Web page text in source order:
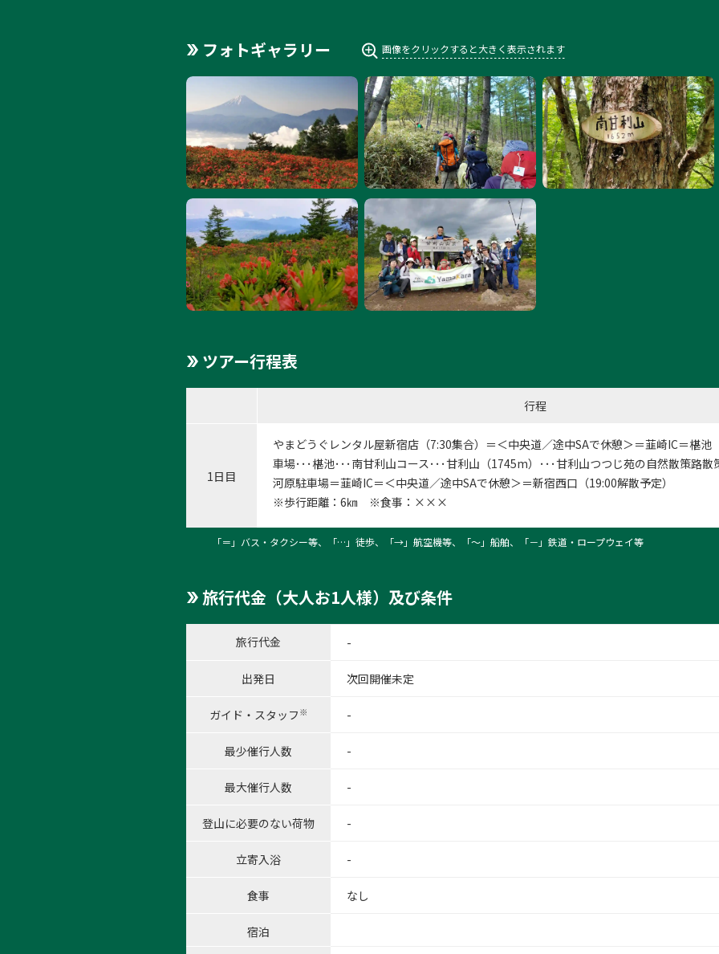
フォトギャラリー 画像をクリックすると大きく表示されます
ツアー行程表
行程
1日目
やまどうぐレンタル屋新宿店（7:30集合）＝＜中央道／途中SAで休憩＞＝韮崎IC＝椹池
車場･･･椹池･･･南甘利山コース･･･甘利山（1745m）･･･甘利山つつじ苑の自然散策路散
河原駐車場＝韮崎IC＝＜中央道／途中SAで休憩＞＝新宿西口（19:00解散予定）
※歩行距離：6㎞ ※食事：×××
「＝」バス・タクシー等、「…」徒歩、「→」航空機等、「〜」船舶、「－」鉄道・ロープウェイ等
旅行代金（大人お1人様）及び条件
旅行代金 -
出発日 次回開催未定
ガイド・スタッフ ※ -
最少催行人数 -
最大催行人数 -
登山に必要のない荷物 -
立寄入浴 -
食事 なし
宿泊
1:甘利山からの富士山